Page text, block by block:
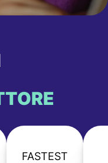
FASTEST